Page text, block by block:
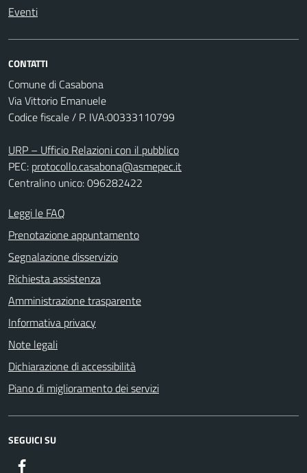
Eventi
CONTATTI
Comune di Casabona
Via Vittorio Emanuele
Codice fiscale / P. IVA:00333110799
URP – Ufficio Relazioni con il pubblico
PEC: protocollo.casabona@asmepec.it
Centralino unico: 096282422
Leggi le FAQ
Prenotazione appuntamento
Segnalazione disservizio
Richiesta assistenza
Amministrazione trasparente
Informativa privacy
Note legali
Dichiarazione di accessibilità
Piano di miglioramento dei servizi
SEGUICI SU